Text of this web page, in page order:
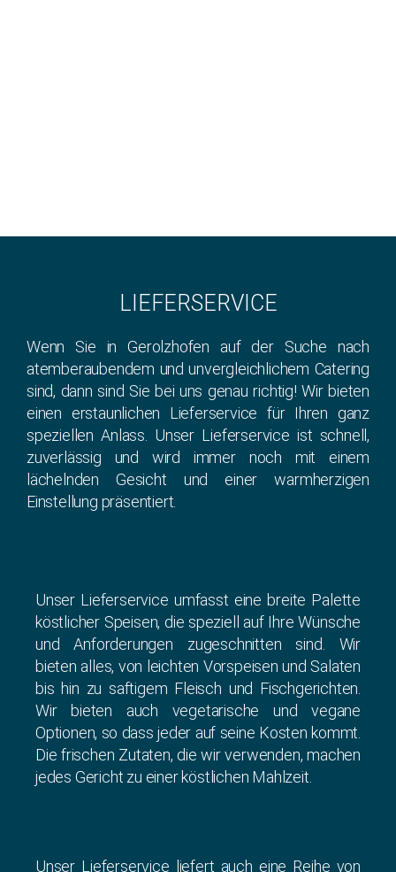
LIEFERSERVICE
Wenn Sie in Gerolzhofen auf der Suche nach
atemberaubendem und unvergleichlichem Catering
sind, dann sind Sie bei uns genau richtig! Wir bieten
einen erstaunlichen Lieferservice für Ihren ganz
speziellen Anlass. Unser Lieferservice ist schnell,
zuverlässig und wird immer noch mit einem
lächelnden Gesicht und einer warmherzigen
Einstellung präsentiert.
Unser Lieferservice umfasst eine breite Palette
köstlicher Speisen, die speziell auf Ihre Wünsche
und Anforderungen zugeschnitten sind. Wir
bieten alles, von leichten Vorspeisen und Salaten
bis hin zu saftigem Fleisch und Fischgerichten.
Wir bieten auch vegetarische und vegane
Optionen, so dass jeder auf seine Kosten kommt.
Die frischen Zutaten, die wir verwenden, machen
jedes Gericht zu einer köstlichen Mahlzeit.
Unser Lieferservice liefert auch eine Reihe von